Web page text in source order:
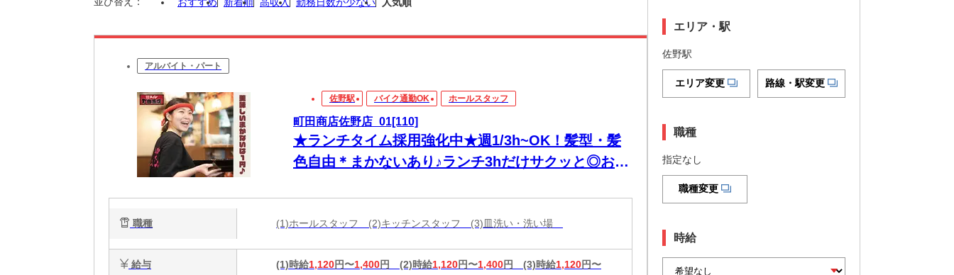
アルバイト・パート
佐野駅 バイク通勤OK ホールスタッフ
町田商店佐野店_01[110]
★ランチタイム採用強化中★週1/3h~OK！髪型・髪
色自由＊まかないあり♪ランチ3hだけサクッと◎お昼
職種 (1)ホールスタッフ (2)キッチンスタッフ (3)皿洗い・洗い場
給与 (1)時給1,120円〜1,400円 (2)時給1,120円〜1,400円 (3)時給1,120円〜
エリア・駅
佐野駅
エリア変更 路線・駅変更
職種
指定なし
職種変更
時給